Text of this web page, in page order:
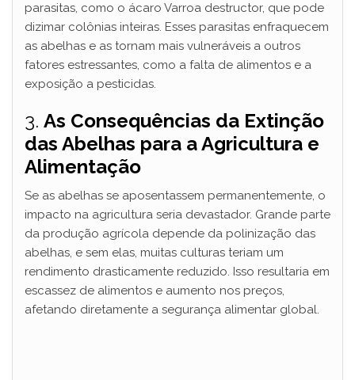
parasitas, como o ácaro Varroa destructor, que pode
dizimar colônias inteiras. Esses parasitas enfraquecem
as abelhas e as tornam mais vulneráveis a outros
fatores estressantes, como a falta de alimentos e a
exposição a pesticidas.
3. As Consequências da Extinção
das Abelhas para a Agricultura e
Alimentação
Se as abelhas se aposentassem permanentemente, o
impacto na agricultura seria devastador. Grande parte
da produção agrícola depende da polinização das
abelhas, e sem elas, muitas culturas teriam um
rendimento drasticamente reduzido. Isso resultaria em
escassez de alimentos e aumento nos preços,
afetando diretamente a segurança alimentar global.